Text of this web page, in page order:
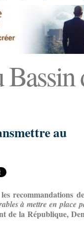
au
recommandations
à mettre en place
de la République,